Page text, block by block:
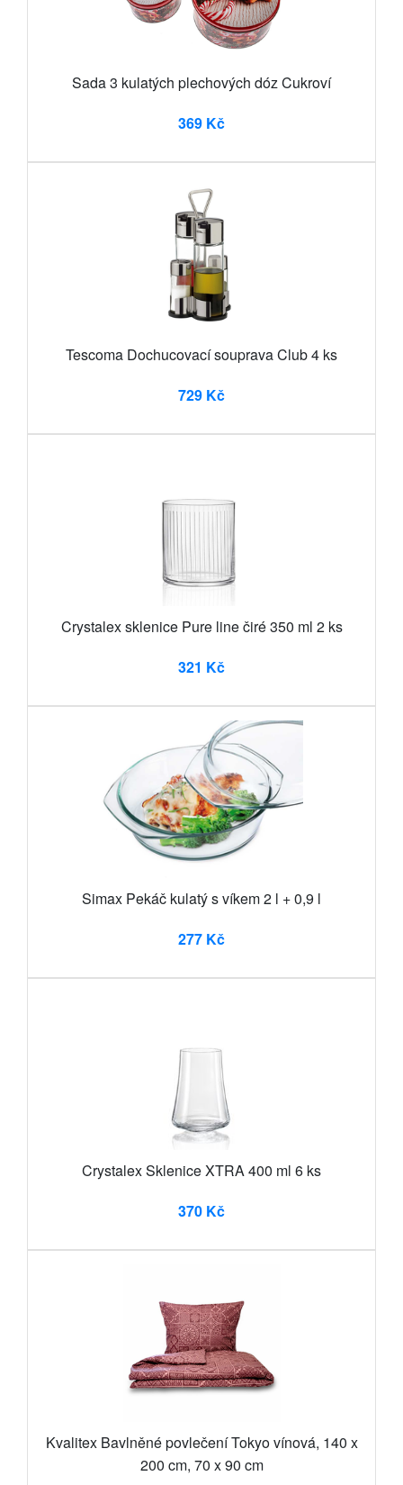
Sada 3 kulatých plechových dóz Cukroví
369 Kč
Tescoma Dochucovací souprava Club 4 ks
729 Kč
Crystalex sklenice Pure line čiré 350 ml 2 ks
321 Kč
Simax Pekáč kulatý s víkem 2 l + 0,9 l
277 Kč
Crystalex Sklenice XTRA 400 ml 6 ks
370 Kč
Kvalitex Bavlněné povlečení Tokyo vínová, 140 x
200 cm, 70 x 90 cm